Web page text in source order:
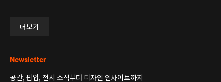
더보기
Newsletter
공간, 팝업, 전시 소식부터 디자인 인사이트까지